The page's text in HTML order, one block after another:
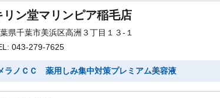
リン堂マリンピア稲毛店
県千葉市美浜区高洲３丁目１３-１
043-279-7625
ラノＣＣ 薬用しみ集中対策プレミアム美容液